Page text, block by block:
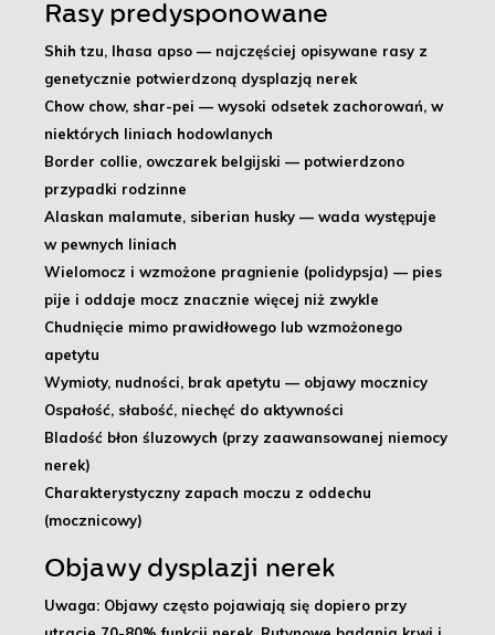
Rasy predysponowane
Shih tzu, lhasa apso — najczęściej opisywane rasy z
genetycznie potwierdzoną dysplazją nerek
Chow chow, shar-pei — wysoki odsetek zachorowań, w
niektórych liniach hodowlanych
Border collie, owczarek belgijski — potwierdzono
przypadki rodzinne
Alaskan malamute, siberian husky — wada występuje
w pewnych liniach
Wielomocz i wzmożone pragnienie (polidypsja) — pies
pije i oddaje mocz znacznie więcej niż zwykle
Chudnięcie mimo prawidłowego lub wzmożonego
apetytu
Wymioty, nudności, brak apetytu — objawy mocznicy
Ospałość, słabość, niechęć do aktywności
Bladość błon śluzowych (przy zaawansowanej niemocy
nerek)
Charakterystyczny zapach moczu z oddechu
(mocznicowy)
Objawy dysplazji nerek
Uwaga: Objawy często pojawiają się dopiero przy